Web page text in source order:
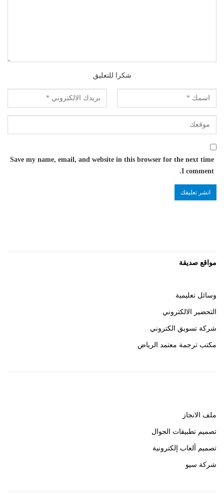
شكرا للتعليق
Save my name, email, and website in this browser for the next time
I comment.
مواقع صديقة
وسائل تعليمية
التحضير الالكتروني
شركة تسويق الكتروني
مكتب ترجمة معتمد الرياض
ملف الانجاز
تصميم تطبيقات الجوال
تصميم ألعاب إلكترونية
شركة سيو